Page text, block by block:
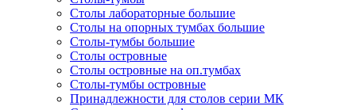
Столы лабораторные большие
Столы на опорных тумбах большие
Столы-тумбы большие
Столы островные
Столы островные на оп.тумбах
Столы-тумбы островные
Принадлежности для столов серии МК